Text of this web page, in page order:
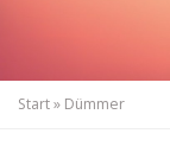
Start» Dümmer